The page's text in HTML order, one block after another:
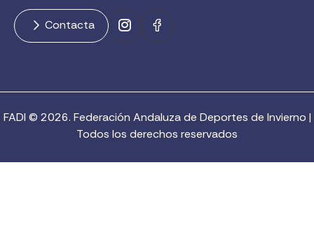
Contacta
FADI © 2026. Federación Andaluza de Deportes de Invierno |
Todos los derechos reservados